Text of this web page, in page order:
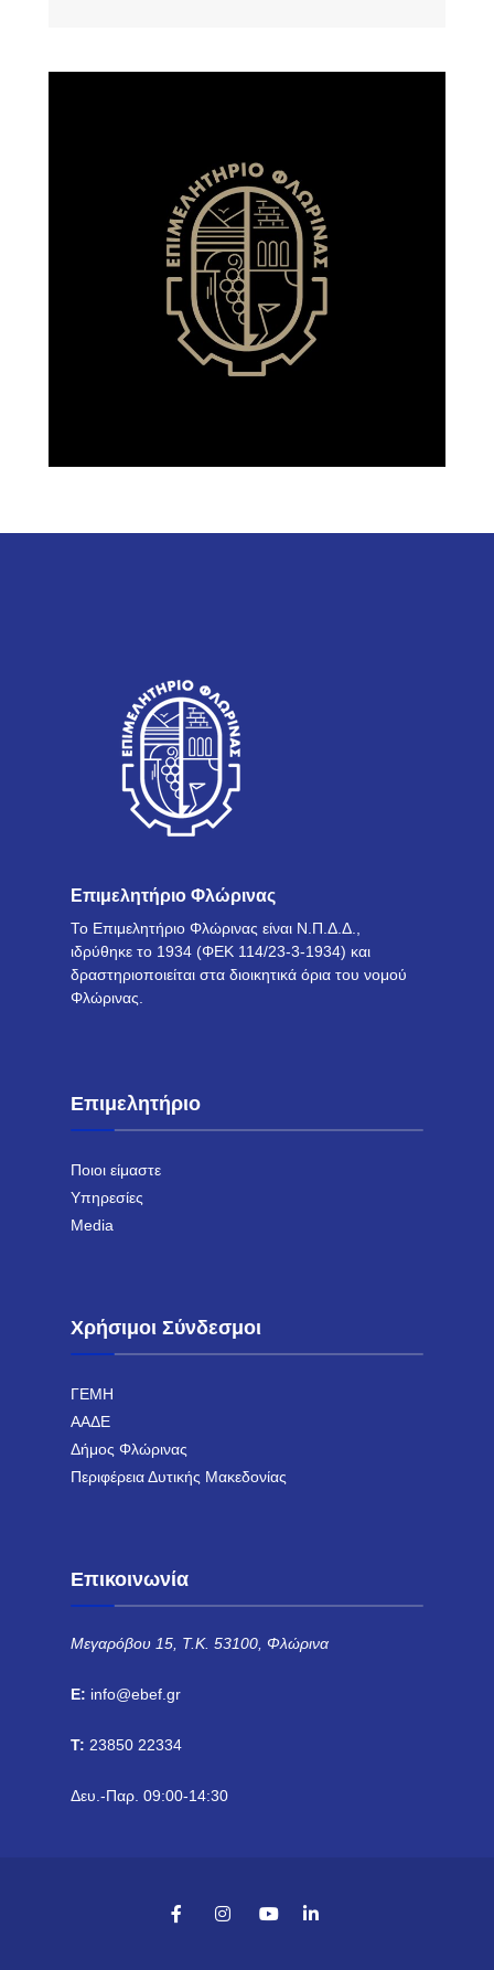
Επιμελητήριο Φλώρινας
Το Επιμελητήριο Φλώρινας είναι Ν.Π.Δ.Δ.,
ιδρύθηκε το 1934 (ΦΕΚ 114/23-3-1934) και
δραστηριοποιείται στα διοικητικά όρια του νομού
Φλώρινας.
Επιμελητήριο
Ποιοι είμαστε
Υπηρεσίες
Media
Χρήσιμοι Σύνδεσμοι
ΓΕΜΗ
ΑΑΔΕ
Δήμος Φλώρινας
Περιφέρεια Δυτικής Μακεδονίας
Επικοινωνία
Μεγαρόβου 15, Τ.Κ. 53100, Φλώρινα
E: info@ebef.gr
T: 23850 22334
Δευ.-Παρ. 09:00-14:30